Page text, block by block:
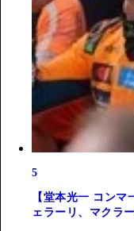
5
【堂本光一 コン
ェラーリ、マクラ